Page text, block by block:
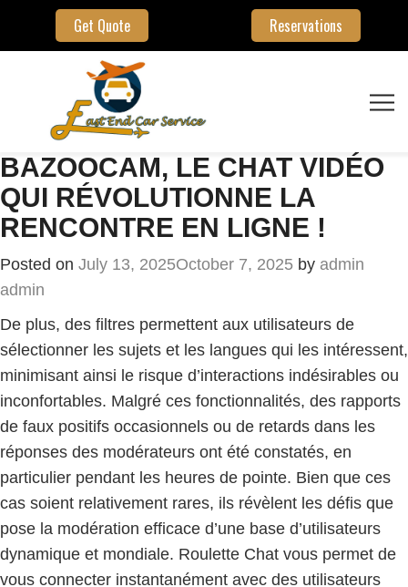
Get Quote Reservations
BAZOOCAM, LE CHAT VIDÉO
QUI RÉVOLUTIONNE LA
RENCONTRE EN LIGNE !
Posted on July 13, 2025October 7, 2025 by admin
admin
De plus, des filtres permettent aux utilisateurs de
sélectionner les sujets et les langues qui les intéressent,
minimisant ainsi le risque d’interactions indésirables ou
inconfortables. Malgré ces fonctionnalités, des rapports
de faux positifs occasionnels ou de retards dans les
réponses des modérateurs ont été constatés, en
particulier pendant les heures de pointe. Bien que ces
cas soient relativement rares, ils révèlent les défis que
pose la modération efficace d’une base d’utilisateurs
dynamique et mondiale. Roulette Chat vous permet de
vous connecter instantanément avec des utilisateurs